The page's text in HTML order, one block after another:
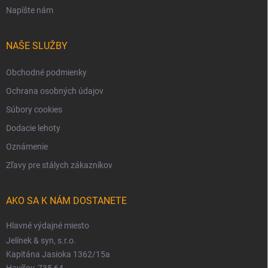
Napíšte nám
NAŠE SLUŽBY
Obchodné podmienky
Ochrana osobných údajov
Súbory cookies
Dodacie lehoty
Oznámenie
Zľavy pre stálych zákazníkov
AKO SA K NÁM DOSTANETE
Hlavné výdajné miesto
Jelínek & syn, s.r.o.
Kapitána Jasioka 1362/15a